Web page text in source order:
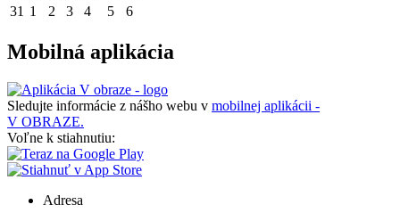
31 1 2 3 4 5 6
Mobilná aplikácia
Sledujte informácie z nášho webu v mobilnej aplikácii -
V OBRAZE.
Voľne k stiahnutiu:
Adresa